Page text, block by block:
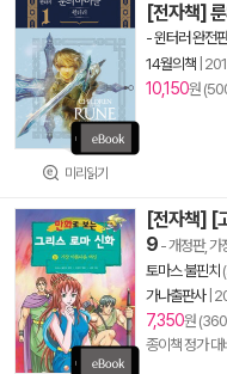
미리읽기
[전자책]
- 윈터러 완전
14월의책
10,150원
[전자책] [
9 - 개정판, 가
토마스 불핀치
가나출판사|
7,350원
종이책 정가 대